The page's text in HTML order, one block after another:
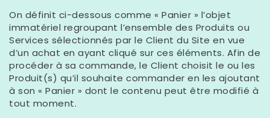
On définit ci-dessous comme « Panier » l’objet
immatériel regroupant l’ensemble des Produits ou
Services sélectionnés par le Client du Site en vue
d’un achat en ayant cliqué sur ces éléments. Afin de
procéder à sa commande, le Client choisit le ou les
Produit(s) qu’il souhaite commander en les ajoutant
à son « Panier » dont le contenu peut être modifié à
tout moment.